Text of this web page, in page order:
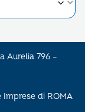
Aurelia 796 –
Imprese di ROMA